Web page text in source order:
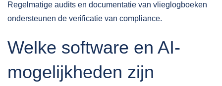
Regelmatige audits en documentatie van vlieglogboeken
ondersteunen de verificatie van compliance.
Welke software en AI-
mogelijkheden zijn